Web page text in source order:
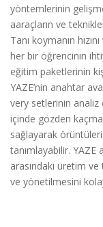
yöntemlerinin
aaraçların ve
Tanı koymanın
her bir öğrencinin
eğitim paketlerinin
YAZE’nin anahtar
very setlerinin analiz
içinde gözden kaçma
sağlayarak
tanımlayabilir. YAZE
arasındaki üretim ve
ve yönetilmesini